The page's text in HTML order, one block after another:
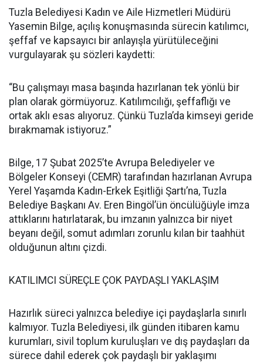
Tuzla Belediyesi Kadın ve Aile Hizmetleri Müdürü
Yasemin Bilge, açılış konuşmasında sürecin katılımcı,
şeffaf ve kapsayıcı bir anlayışla yürütüleceğini
vurgulayarak şu sözleri kaydetti:
“Bu çalışmayı masa başında hazırlanan tek yönlü bir
plan olarak görmüyoruz. Katılımcılığı, şeffaflığı ve
ortak aklı esas alıyoruz. Çünkü Tuzla’da kimseyi geride
bırakmamak istiyoruz.”
Bilge, 17 Şubat 2025’te Avrupa Belediyeler ve
Bölgeler Konseyi (CEMR) tarafından hazırlanan Avrupa
Yerel Yaşamda Kadın-Erkek Eşitliği Şartı’na, Tuzla
Belediye Başkanı Av. Eren Bingöl’ün öncülüğüyle imza
attıklarını hatırlatarak, bu imzanın yalnızca bir niyet
beyanı değil, somut adımları zorunlu kılan bir taahhüt
olduğunun altını çizdi.
KATILIMCI SÜREÇLE ÇOK PAYDAŞLI YAKLAŞIM
Hazırlık süreci yalnızca belediye içi paydaşlarla sınırlı
kalmıyor. Tuzla Belediyesi, ilk günden itibaren kamu
kurumları, sivil toplum kuruluşları ve dış paydaşları da
sürece dahil ederek çok paydaşlı bir yaklaşımı